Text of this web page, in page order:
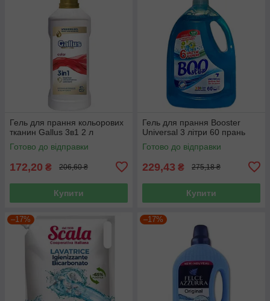
Гель для прання кольорових
тканин Gallus 3в1 2 л
Готово до відправки
172,20 ₴ 206,60 ₴
Купити
Гель для прання Booster
Universal 3 літри 60 прань
Готово до відправки
229,43 ₴ 275,18 ₴
Купити
–17% –17%